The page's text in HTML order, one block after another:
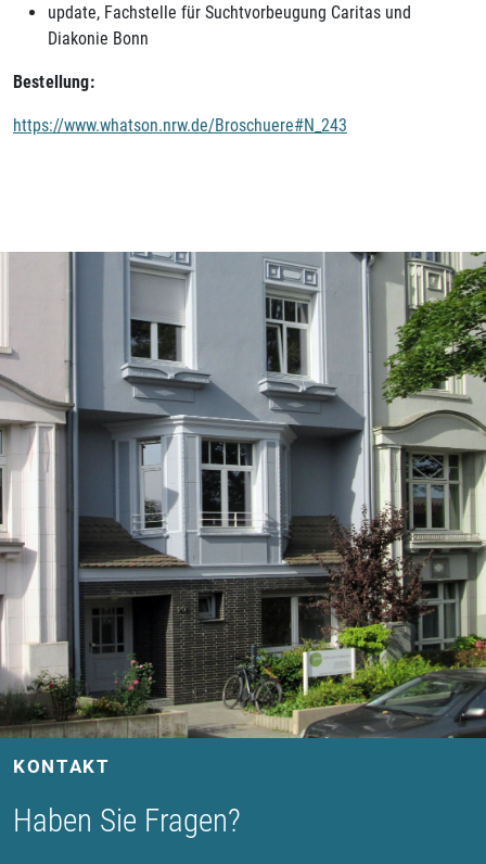
update, Fachstelle für Suchtvorbeugung Caritas und
Diakonie Bonn
Bestellung:
https://www.whatson.nrw.de/Broschuere#N_243
KONTAKT
Haben Sie Fragen?